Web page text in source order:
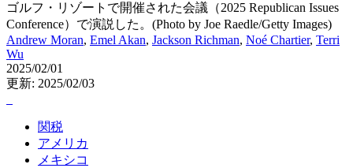
ゴルフ・リゾートで開催された会議（2025 Republican Issues
Conference）で演説した。(Photo by Joe Raedle/Getty Images)
Andrew Moran, Emel Akan, Jackson Richman, Noé Chartier, Terri
Wu
2025/02/01
更新: 2025/02/03
関税
アメリカ
メキシコ